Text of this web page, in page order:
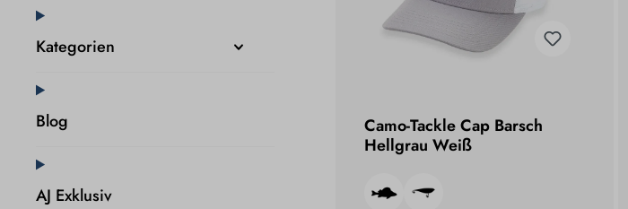
Kategorien
Blog
AJ Exklusiv
Camo-Tackle Cap Barsch
Hellgrau Weiß